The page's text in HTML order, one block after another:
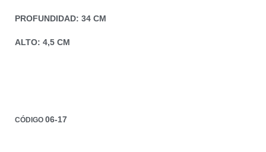
PROFUNDIDAD: 34 CM
ALTO: 4,5 CM
CÓDIGO 06-17